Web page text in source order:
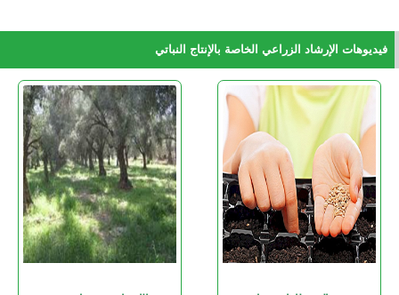
فيديوهات الإرشاد الزراعي الخاصة بالإنتاج النباتي